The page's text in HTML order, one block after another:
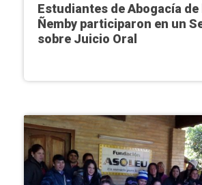
Estudiantes de Abogacía de
Ñemby participaron en un
sobre Juicio Oral